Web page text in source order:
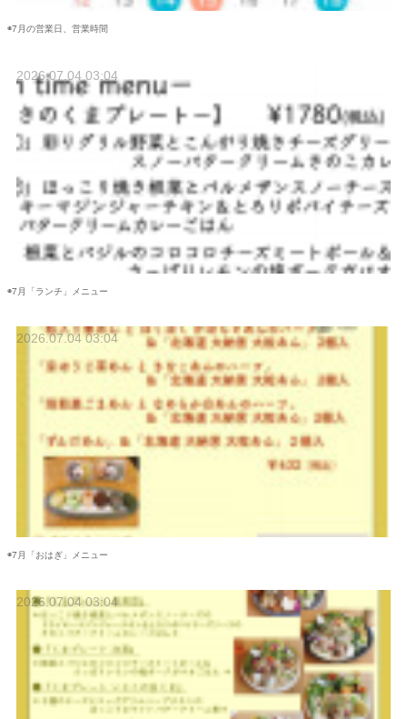
◉7月の営業日、営業時間
◉7月「ランチ」メニュー
2026.07.04 03:04
◉7月「おはぎ」メニュー
2026.07.04 03:04
2026.07.04 03:04